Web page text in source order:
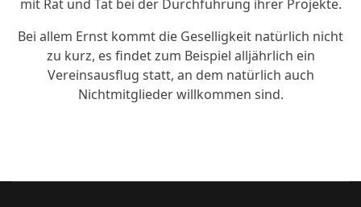
mit Rat und Tat bei der Durchführung ihrer Projekte.
Bei allem Ernst kommt die Geselligkeit natürlich nicht
zu kurz, es findet zum Beispiel alljährlich ein
Vereinsausflug statt, an dem natürlich auch
Nichtmitglieder willkommen sind.